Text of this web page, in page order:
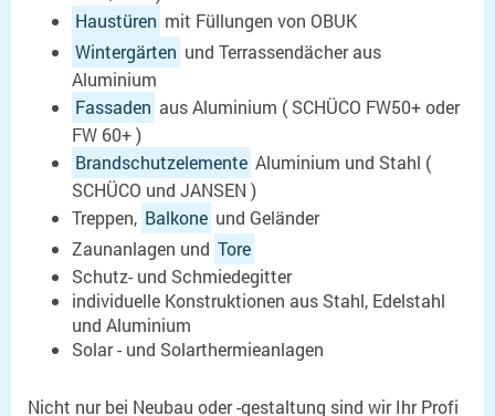
Haustüren mit Füllungen von OBUK
Wintergärten und Terrassendächer aus
Aluminium
Fassaden aus Aluminium ( SCHÜCO FW50+ oder
FW 60+ )
Brandschutzelemente Aluminium und Stahl (
SCHÜCO und JANSEN )
Treppen, Balkone und Geländer
Zaunanlagen und Tore
Schutz- und Schmiedegitter
individuelle Konstruktionen aus Stahl, Edelstahl
und Aluminium
Solar - und Solarthermieanlagen
Nicht nur bei Neubau oder -gestaltung sind wir Ihr Profi